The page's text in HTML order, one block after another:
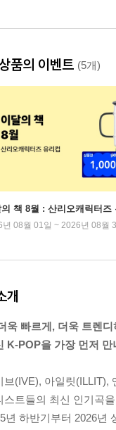
품의 이벤트 (5개)
의 책 8월 : 산리오캐릭터즈
년 08월 01일 ~ 2026년 08월
개
욱 빠르게, 더욱 트렌디
K-POP을 가장 먼저 만
브(IVE), 아일릿(ILLIT),
스트들의 최신 인기곡
년 하반기부터 2026년